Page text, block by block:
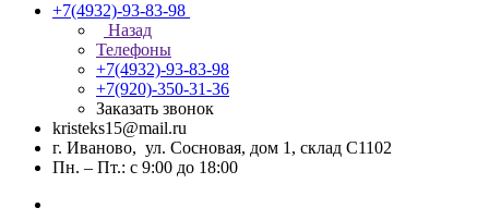
+7(4932)-93-83-98
Назад
Телефоны
+7(4932)-93-83-98
+7(920)-350-31-36
Заказать звонок
kristeks15@mail.ru
г. Иваново, ул. Сосновая, дом 1, склад С1102
Пн. – Пт.: с 9:00 до 18:00